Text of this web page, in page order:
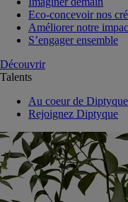
Eco-concevoir nos
Améliorer notre
S’engager ensemble
Découvrir
Talents
Au coeur de Diptyque
Rejoignez Diptyque